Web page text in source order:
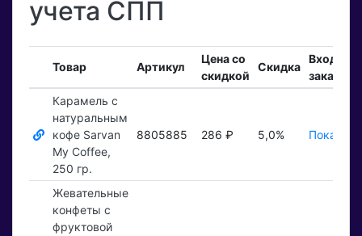
учета СПП
Товар Артикул
Цена со
скидкой
Скидка
заказы
Карамель с
натуральным
кофе Sarvan
My Coffee,
250 гр.
8805885 286 ₽ 5,0%
Жевательные
конфеты с
фруктовой